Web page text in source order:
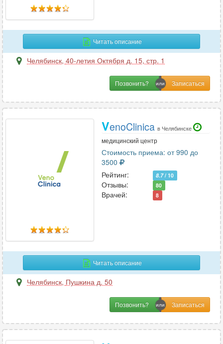
Читать описание
Челябинск, 40-летия Октября д. 15, стр. 1
Позвонить?
VenoClinica в Челябинске
медицинский центр
Стоимость приема: от 990 до
3500
Рейтинг:
8.7/ 10
Отзывы: 80
Врачей: 8
Читать описание
Челябинск, Пушкина д. 50
Позвонить?